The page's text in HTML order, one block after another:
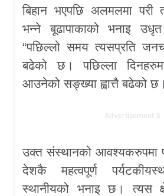
बिहान भएपछि अलमलमा परी
भन्ने बूढापाकाको भनाइ
“पछिल्लो समय त्यसप्रति
बढेको छ। पछिल्ला
आउनेको सङ्ख्या ह्वात्तै बढेको
Advertisement 3
उक्त संस्थानको आवश्यकरुपमा
देशकै महत्वपूर्ण
स्थानीयको भनाइ छ। त्यस